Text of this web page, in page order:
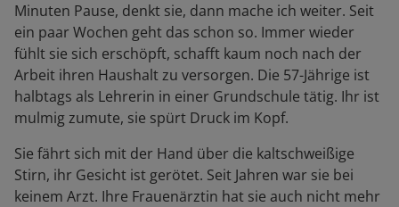
Minuten Pause, denkt sie, dann mache ich weiter. Seit
ein paar Wochen geht das schon so. Immer wieder
fühlt sie sich erschöpft, schafft kaum noch nach der
Arbeit ihren Haushalt zu versorgen. Die 57-Jährige ist
halbtags als Lehrerin in einer Grundschule tätig. Ihr ist
mulmig zumute, sie spürt Druck im Kopf.
Sie fährt sich mit der Hand über die kaltschweißige
Stirn, ihr Gesicht ist gerötet. Seit Jahren war sie bei
keinem Arzt. Ihre Frauenärztin hat sie auch nicht mehr